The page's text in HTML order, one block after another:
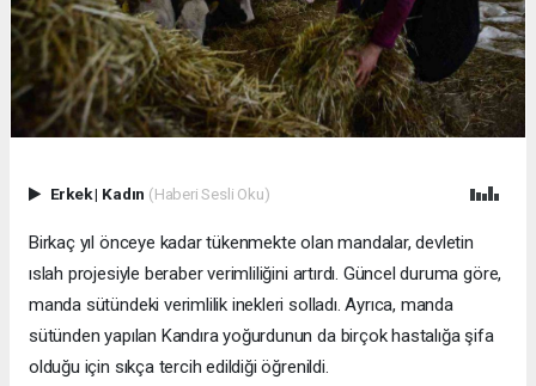
Erkek| Kadın (Haberi Sesli Oku)
Birkaç yıl önceye kadar tükenmekte olan mandalar, devletin
ıslah projesiyle beraber verimliliğini artırdı. Güncel duruma göre,
manda sütündeki verimlilik inekleri solladı. Ayrıca, manda
sütünden yapılan Kandıra yoğurdunun da birçok hastalığa şifa
olduğu için sıkça tercih edildiği öğrenildi.